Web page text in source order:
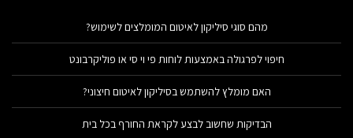
מהם סוגי סיליקון לאיטום המומלצים לשימוש?
חיפוי לפרגולה באמצעות לוחות פי וי סי או פוליקרבונט
האם מומלץ להשתמש בסיליקון לאיטום חיצוני?
הבדיקות שחשוב לבצע לקראת החורף בכל בית